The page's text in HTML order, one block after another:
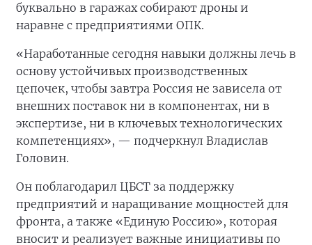
буквально в гаражах собирают дроны и
наравне с предприятиями ОПК.
«Наработанные сегодня навыки должны лечь в
основу устойчивых производственных
цепочек, чтобы завтра Россия не зависела от
внешних поставок ни в компонентах, ни в
экспертизе, ни в ключевых технологических
компетенциях», — подчеркнул Владислав
Головин.
Он поблагодарил ЦБСТ за поддержку
предприятий и наращивание мощностей для
фронта, а также «Единую Россию», которая
вносит и реализует важные инициативы по